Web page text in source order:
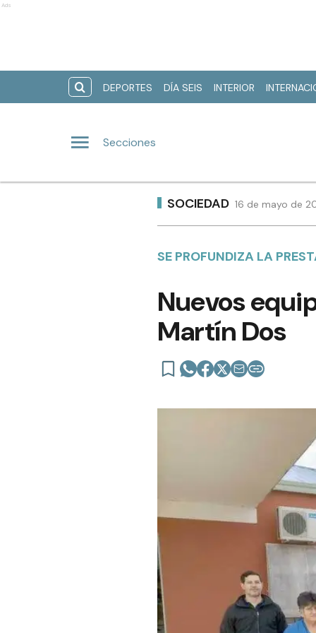
Ads
DEPORTES DÍA SEIS INTERIOR
Secciones
SOCIEDAD 16 de mayo de
SE PROFUNDIZA LA
Nuevos
Martín Dos